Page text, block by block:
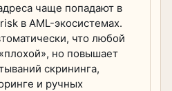
чаще попадают в
в AML-экосистемах.
что любой
но повышает
скрининга,
и ручных